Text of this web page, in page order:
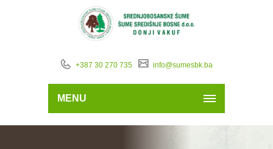
+387 30 270 735 info@sumesbk.ba
MENU